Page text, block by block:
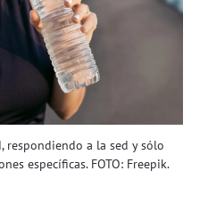
respondiendo a la sed y sólo
específicas. FOTO: Freepik.